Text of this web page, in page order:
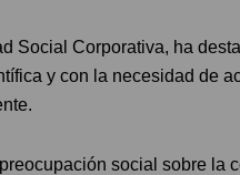
Social Corporativa, ha
y con la necesidad de
social sobre la